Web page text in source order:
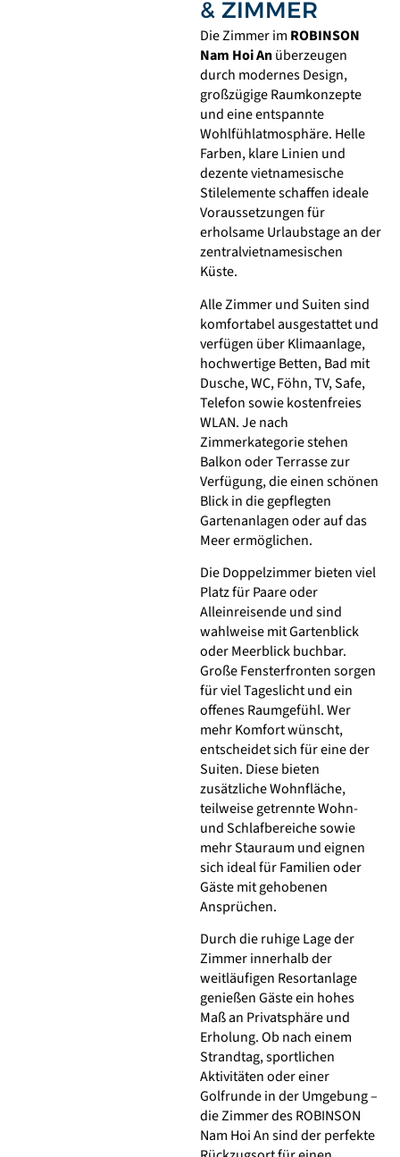
& ZIMMER
Die Zimmer im ROBINSON
Nam Hoi Anüberzeugen
durch modernes Design,
großzügige Raumkonzepte
und eine entspannte
Wohlfühlatmosphäre. Helle
Farben, klare Linien und
dezente vietnamesische
Stilelemente schaffen ideale
Voraussetzungen für
erholsame Urlaubstage an der
zentralvietnamesischen
Küste.
Alle Zimmer und Suiten sind
komfortabel ausgestattet und
verfügen über Klimaanlage,
hochwertige Betten, Bad mit
Dusche, WC, Föhn, TV, Safe,
Telefon sowie kostenfreies
WLAN. Je nach
Zimmerkategorie stehen
Balkon oder Terrasse zur
Verfügung, die einen schönen
Blick in die gepflegten
Gartenanlagen oder auf das
Meer ermöglichen.
Die Doppelzimmer bieten viel
Platz für Paare oder
Alleinreisende und sind
wahlweise mit Gartenblick
oder Meerblick buchbar.
Große Fensterfronten sorgen
für viel Tageslicht und ein
offenes Raumgefühl. Wer
mehr Komfort wünscht,
entscheidet sich für eine der
Suiten. Diese bieten
zusätzliche Wohnfläche,
teilweise getrennte Wohn-
und Schlafbereiche sowie
mehr Stauraum und eignen
sich ideal für Familien oder
Gäste mit gehobenen
Ansprüchen.
Durch die ruhige Lage der
Zimmer innerhalb der
weitläufigen Resortanlage
genießen Gäste ein hohes
Maß an Privatsphäre und
Erholung. Ob nach einem
Strandtag, sportlichen
Aktivitäten oder einer
Golfrunde in der Umgebung –
die Zimmer des ROBINSON
Nam Hoi An sind der perfekte